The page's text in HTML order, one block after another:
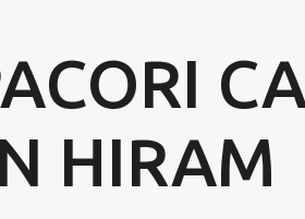
HIRAM